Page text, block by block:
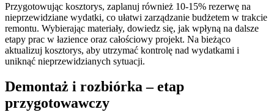
Przygotowując kosztorys, zaplanuj również 10-15% rezerwę na
nieprzewidziane wydatki, co ułatwi zarządzanie budżetem w trakcie
remontu. Wybierając materiały, dowiedz się, jak wpłyną na dalsze
etapy prac w łazience oraz całościowy projekt. Na bieżąco
aktualizuj kosztorys, aby utrzymać kontrolę nad wydatkami i
uniknąć nieprzewidzianych sytuacji.
Demontaż i rozbiórka – etap
przygotowawczy